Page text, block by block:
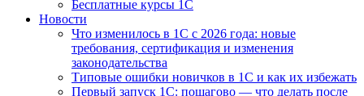
Бесплатные курсы 1С
Новости
Что изменилось в 1С с 2026 года: новые
требования, сертификация и изменения
законодательства
Типовые ошибки новичков в 1С и как их избежать
Первый запуск 1С: пошагово — что делать после